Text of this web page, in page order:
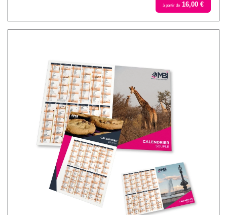
à partir de 16,00 €